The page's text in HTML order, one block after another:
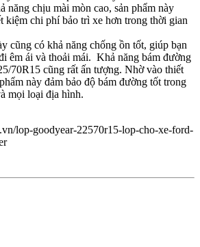
năng chịu mài mòn cao, sản phẩm này
kiệm chi phí bảo trì xe hơn trong thời gian
cũng có khả năng chống ồn tốt, giúp bạn
êm ái và thoải mái. Khả năng bám đường
70R15 cũng rất ấn tượng. Nhờ vào thiết
này đảm bảo độ bám đường tốt trong
mọi loại địa hình.
lop-goodyear-22570r15-lop-cho-xe-ford-